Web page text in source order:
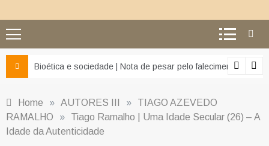
e da misericórdia’
Bioética e sociedade | Nota de pesar pelo falecimento do
Home » AUTORES III »
TIAGO AZEVEDO
RAMALHO
»
Tiago Ramalho | Uma Idade Secular (26) – A
Idade da Autenticidade